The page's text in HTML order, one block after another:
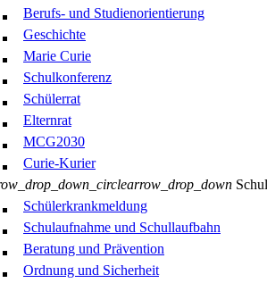
Berufs- und Studienorientierung
Geschichte
Marie Curie
Schulkonferenz
Schülerrat
Elternrat
MCG2030
Curie-Kurier
arrow_drop_down
Schülerkrankmeldung
Schulaufnahme und Schullaufbahn
Beratung und Prävention
Ordnung und Sicherheit